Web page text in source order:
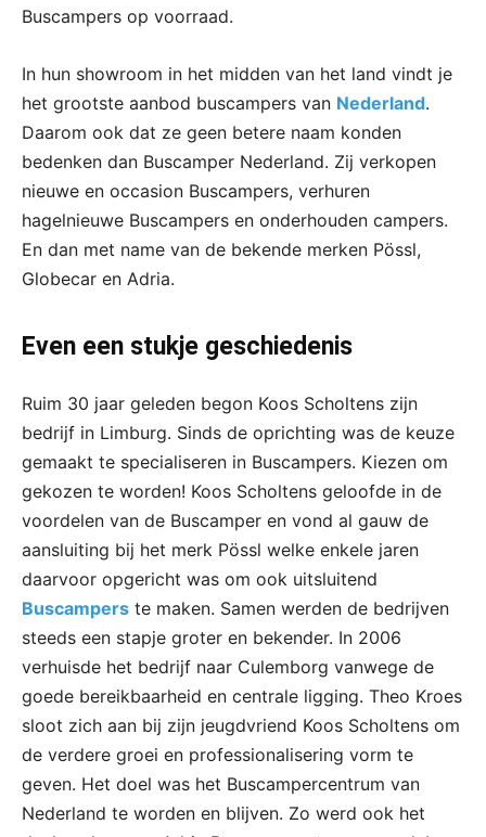
Buscampers op voorraad.
In hun showroom in het midden van het land vindt je
het grootste aanbod buscampers van Nederland.
Daarom ook dat ze geen betere naam konden
bedenken dan Buscamper Nederland. Zij verkopen
nieuwe en occasion Buscampers, verhuren
hagelnieuwe Buscampers en onderhouden campers.
En dan met name van de bekende merken Pössl,
Globecar en Adria.
Even een stukje geschiedenis
Ruim 30 jaar geleden begon Koos Scholtens zijn
bedrijf in Limburg. Sinds de oprichting was de keuze
gemaakt te specialiseren in Buscampers. Kiezen om
gekozen te worden! Koos Scholtens geloofde in de
voordelen van de Buscamper en vond al gauw de
aansluiting bij het merk Pössl welke enkele jaren
daarvoor opgericht was om ook uitsluitend
Buscampers te maken. Samen werden de bedrijven
steeds een stapje groter en bekender. In 2006
verhuisde het bedrijf naar Culemborg vanwege de
goede bereikbaarheid en centrale ligging. Theo Kroes
sloot zich aan bij zijn jeugdvriend Koos Scholtens om
de verdere groei en professionalisering vorm te
geven. Het doel was het Buscampercentrum van
Nederland te worden en blijven. Zo werd ook het